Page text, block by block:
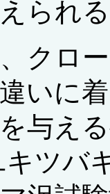
られ
クロ
いに
与え
ツバ